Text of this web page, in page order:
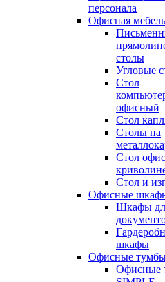
персонала
Офисная
столы
Угловые
Стол
офисный
Стол
Столы на
Стол
Стол и
Офисные
Шкафы
шкафы
Офисные
Офисные